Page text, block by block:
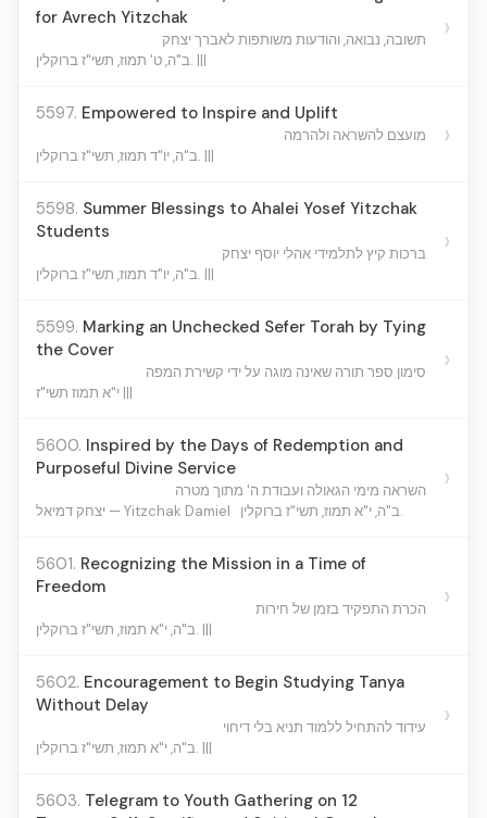
for Avrech Yitzchak
תשובה, נבואה, והודעות משותפות לאברך יצחק
ב"ה, ט' תמוז, תשי"ז ברוקלין. |||
›
5597. Empowered to Inspire and Uplift
מועצם להשראה ולהרמה
ב"ה, יו"ד תמוז, תשי"ז ברוקלין. |||
›
5598. Summer Blessings to Ahalei Yosef Yitzchak
Students
ברכות קיץ לתלמידי אהלי יוסף יצחק
ב"ה, יו"ד תמוז, תשי"ז ברוקלין. |||
›
5599. Marking an Unchecked Sefer Torah by Tying
the Cover
סימון ספר תורה שאינה מוגה על ידי קשירת המפה
י"א תמוז תשי"ז |||
›
5600. Inspired by the Days of Redemption and
Purposeful Divine Service
השראה מימי הגאולה ועבודת ה' מתוך מטרה
יצחק דמיאל — Yitzchak Damiel
ב"ה, י"א תמוז, תשי"ז ברוקלין.
›
5601. Recognizing the Mission in a Time of
Freedom
הכרת התפקיד בזמן של חירות
ב"ה, י"א תמוז, תשי"ז ברוקלין. |||
›
5602. Encouragement to Begin Studying Tanya
Without Delay
עידוד להתחיל ללמוד תניא בלי דיחוי
ב"ה, י"א תמוז, תשי"ז ברוקלין. |||
›
5603. Telegram to Youth Gathering on 12